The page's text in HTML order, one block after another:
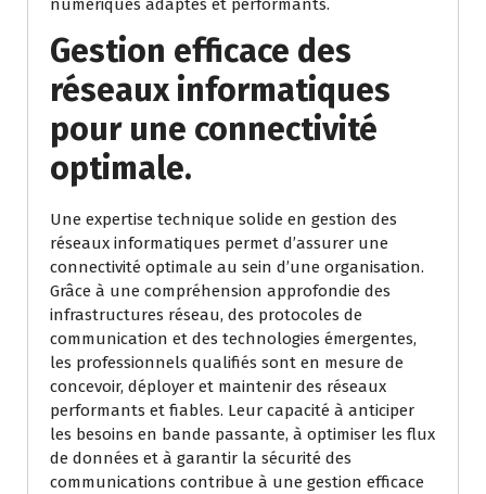
numériques adaptés et performants.
Gestion efficace des
réseaux informatiques
pour une connectivité
optimale.
Une expertise technique solide en gestion des
réseaux informatiques permet d’assurer une
connectivité optimale au sein d’une organisation.
Grâce à une compréhension approfondie des
infrastructures réseau, des protocoles de
communication et des technologies émergentes,
les professionnels qualifiés sont en mesure de
concevoir, déployer et maintenir des réseaux
performants et fiables. Leur capacité à anticiper
les besoins en bande passante, à optimiser les flux
de données et à garantir la sécurité des
communications contribue à une gestion efficace